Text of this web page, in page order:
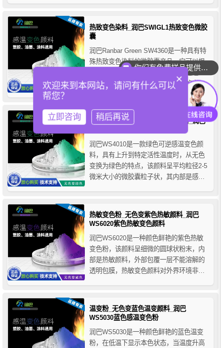
域，如：塑料射出、塑料押出、陶瓷马克
杯、纺织印染、广告宣传品、儿童玩具、
热致变色染料_润巴SWIGL1热致变色微胶
囊
润巴Ranbar Green SW4360是一种具有特
殊热致变色染料的微胶囊产品，它可以根
据温度改变颜色，热致变色微胶囊是通过
热引起化学结构变化从而引起颜色的变
化，由于它对外部环境非常敏感，因此将
它被制成微胶囊型产品以进行保护，增加
了其重复耐用性。热致变色微胶囊有多种
颜色，可以对变色的温度进行各种调整，
感温变色颜料_无色变绿色温感颜料_润巴
润巴WS4010是一款绿色可逆感温变色颜
料，具有上升到特定活性温度时，从无色
变换为绿色的特点，该颜料呈平均粒径2-5
微米大小的微胶囊粒子状，其内部是感温
对外部环境极为敏感，微胶囊包膜层加强
了变色粉的稳定性和持久性，当用于搅拌
热敏变色粉_无色变紫色热敏颜料_润巴
WS6020紫色热敏变色颜料
润巴WS6020是一种颜色鲜艳的紫色热敏
变色粉，该颜料呈细微的圆球状粉末，内
部是热敏颜料，外部包覆一层不能溶解的
透明包膜，热敏变色颜料对外界环境非常
增强了产品的应用性。在加工过程中一定
要注意避免这层包膜被破坏。
温变粉_无色变蓝色温变颜料_润巴
WS5030蓝色感温变色粉
润巴WS5030是一种颜色鲜艳的蓝色温变
粉，在低温下显示本色状态，当温度升高
你们有免费样品提供吗？
×
欢迎来到本网站，请问有什么可以
帮您？
立即咨询 稍后再说